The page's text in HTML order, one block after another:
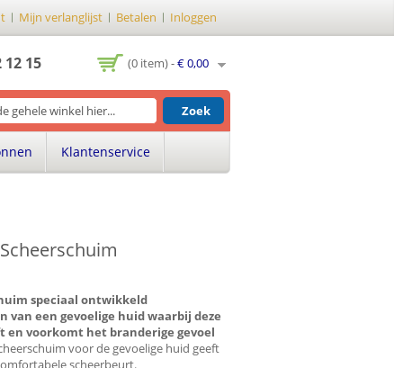
Mijn verlanglijst Betalen Inloggen
12 15 (0 item) -€ 0,00
Zoek
Klantenservice
speciaal ontwikkeld
van een gevoelige huid waarbij deze
voorkomt het branderige gevoel
voor de gevoelige huid geeft
scheerbeurt.